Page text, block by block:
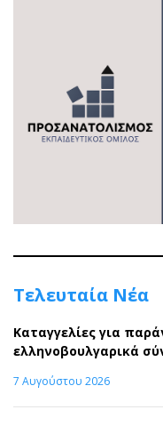
Τελευταία Νέα
Καταγγελίες για
ελληνοβουλγαρικά
7 Αυγούστου 2026